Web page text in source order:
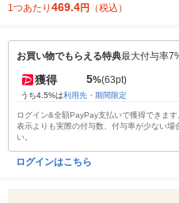
1つあたり 469.4円 （税込）
お買い物でもらえる特典最大付与率
獲得 5%(63pt)
うち4.5%は利用先・期間限定
ログイン&全額PayPay支払いで獲得できま
表示よりも実際の付与数、付与率が少ない
い。
ログインはこちら